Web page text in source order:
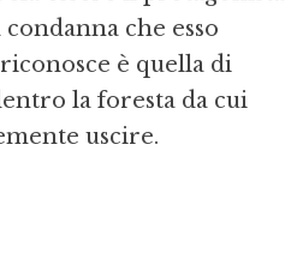
condanna che esso
è quella di
la foresta da cui
uscire.